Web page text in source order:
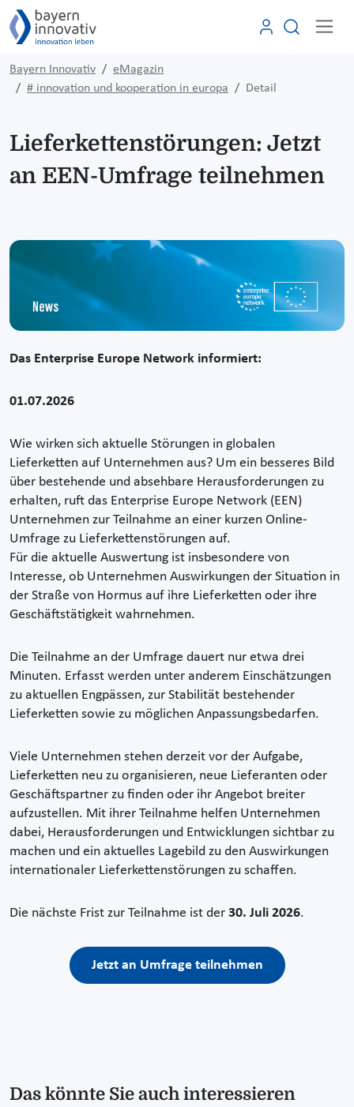
Bayern Innovativ
eMagazin
# innovation und kooperation in europa
Detail
Lieferkettenstörungen: Jetzt
an EEN-Umfrage teilnehmen
Das Enterprise Europe Network informiert:
01.07.2026
Wie wirken sich aktuelle Störungen in globalen
Lieferketten auf Unternehmen aus? Um ein besseres Bild
über bestehende und absehbare Herausforderungen zu
erhalten, ruft das Enterprise Europe Network (EEN)
Unternehmen zur Teilnahme an einer kurzen Online-
Umfrage zu Lieferkettenstörungen auf.
Für die aktuelle Auswertung ist insbesondere von
Interesse, ob Unternehmen Auswirkungen der Situation in
der Straße von Hormus auf ihre Lieferketten oder ihre
Geschäftstätigkeit wahrnehmen.
Die Teilnahme an der Umfrage dauert nur etwa drei
Minuten. Erfasst werden unter anderem Einschätzungen
zu aktuellen Engpässen, zur Stabilität bestehender
Lieferketten sowie zu möglichen Anpassungsbedarfen.
Viele Unternehmen stehen derzeit vor der Aufgabe,
Lieferketten neu zu organisieren, neue Lieferanten oder
Geschäftspartner zu finden oder ihr Angebot breiter
aufzustellen. Mit ihrer Teilnahme helfen Unternehmen
dabei, Herausforderungen und Entwicklungen sichtbar zu
machen und ein aktuelles Lagebild zu den Auswirkungen
internationaler Lieferkettenstörungen zu schaffen.
Die nächste Frist zur Teilnahme ist der 30. Juli 2026.
Jetzt an Umfrage teilnehmen
Das könnte Sie auch interessieren